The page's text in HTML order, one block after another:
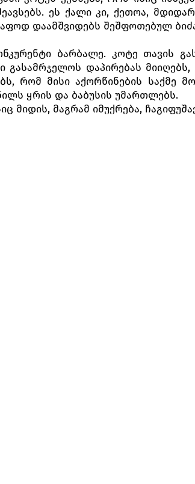
ეს ქალი კი, ქეთოა,
დაამშვიდებს შეშფოთებულ
ბარბალე. კოტე თავის
გასამრჯელოს დაპირებას
რომ მისი აქორწინების საქმე
ყრის და ბაბუსის უმართლებს.
მიდის, მაგრამ იმუქრება,